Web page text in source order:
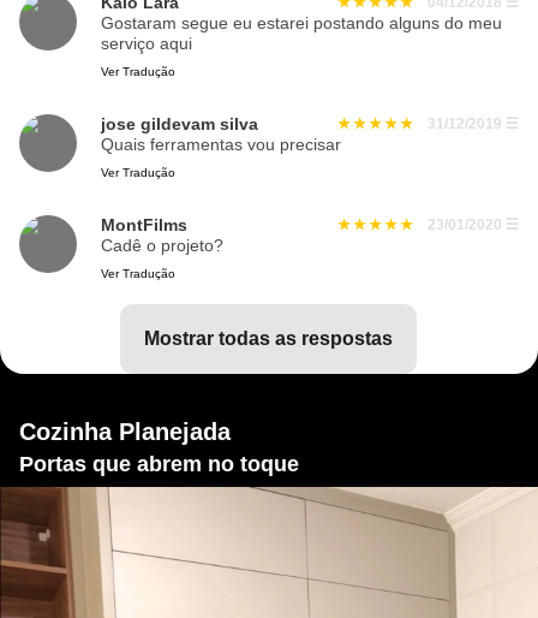
Gostaram segue eu estarei postando alguns do meu
serviço aqui
Ver Tradução
jose gildevam silva 31/12/2019 ☰
Quais ferramentas vou precisar
Ver Tradução
MontFilms 23/01/2020 ☰
Cadê o projeto?
Ver Tradução
mostrar todas as respostas
Cozinha Planejada
Portas que abrem no toque